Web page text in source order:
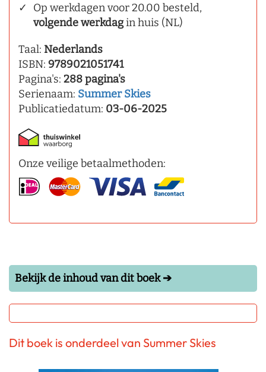
Op werkdagen voor 20.00 besteld,
volgende werkdagin huis (NL)
Taal: Nederlands
ISBN: 9789021051741
Pagina's: 288 pagina's
Serienaam: Summer Skies
Publicatiedatum: 03-06-2025
Onze veilige betaalmethoden:
Bekijk de inhoud van dit boek ➔
Dit boek is onderdeel van Summer Skies